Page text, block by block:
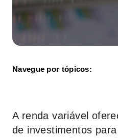
Navegue por tópicos:
A renda variável
de investimentos